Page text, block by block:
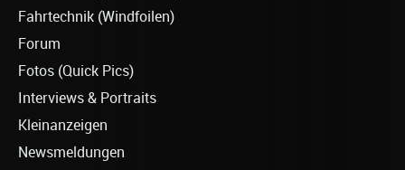
Fahrtechnik (Windfoilen)
Forum
Fotos (Quick Pics)
Interviews & Portraits
Kleinanzeigen
Newsmeldungen